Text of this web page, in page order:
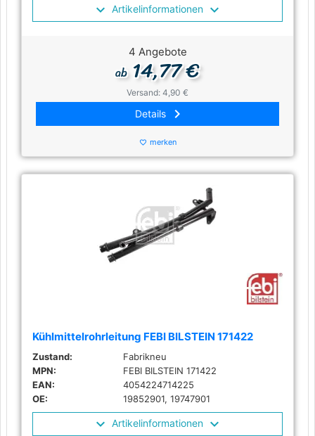
Artikelinformationen
4 Angebote
ab14,77 €
Versand: 4,90 €
Details keyboard_arrow_right
favorite_border merken
Kühlmittelrohrleitung FEBI BILSTEIN 171422
Zustand:
Fabrikneu
MPN:
FEBI BILSTEIN 171422
EAN:
4054224714225
OE:
19852901, 19747901
Artikelinformationen